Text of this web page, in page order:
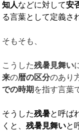
知人などに対して安
る言葉として定義さ
そもそも、
こうした残暑見舞い
来の暦の区分のあり
での時期 を指す言葉
そうした残暑と呼ば
くと、残暑見舞いと